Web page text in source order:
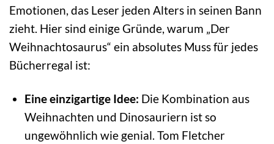
Emotionen, das Leser jeden Alters in seinen Bann
zieht. Hier sind einige Gründe, warum „Der
Weihnachtosaurus“ ein absolutes Muss für jedes
Bücherregal ist:
Eine einzigartige Idee: Die Kombination aus
Weihnachten und Dinosauriern ist so
ungewöhnlich wie genial. Tom Fletcher